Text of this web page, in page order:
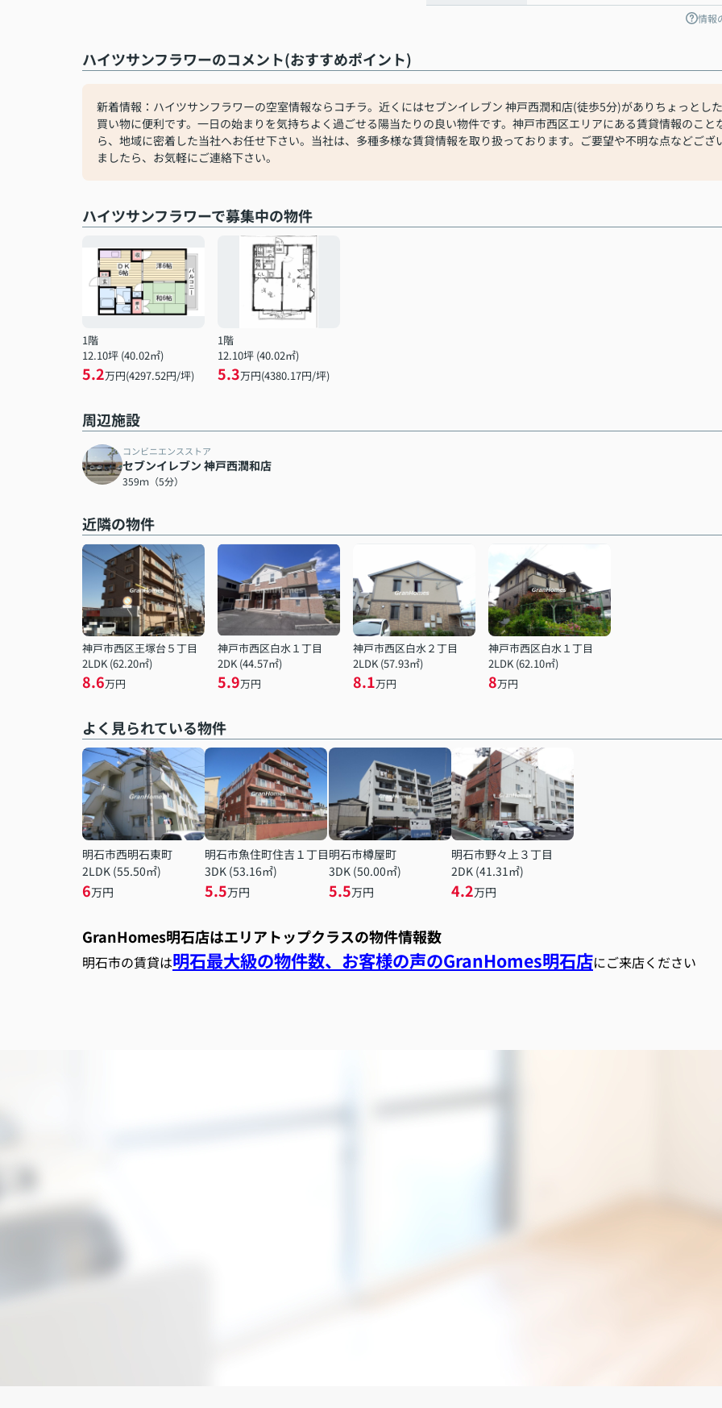
情報
ハイツサンフラワーのコメント(おすすめポイント)
新着情報：ハイツサンフラワーの空室情報ならコチラ。近くにはセブンイレブン 神戸西潤和店(徒歩5分)がありちょっとした
買い物に便利です。一日の始まりを気持ちよく過ごせる陽当たりの良い物件です。神戸市西区エリアにある賃貸情報のこと
ら、地域に密着した当社へお任せ下さい。当社は、多種多様な賃貸情報を取り扱っております。ご要望や不明な点などござ
ましたら、お気軽にご連絡下さい。
ハイツサンフラワーで募集中の物件
1階
12.10坪 (40.02㎡)
5.2万円(4297.52円/坪)
1階
12.10坪 (40.02㎡)
5.3万円(4380.17円/坪)
周辺施設
コンビニエンスストア
セブンイレブン 神戸西潤和店
359ｍ（5分）
近隣の物件
神戸市西区王塚台５丁目
2LDK (62.20㎡)
8.6万円
神戸市西区白水１丁目
2DK (44.57㎡)
5.9万円
神戸市西区白水２丁目
2LDK (57.93㎡)
8.1万円
神戸市西区白水１丁目
2LDK (62.10㎡)
8万円
よく見られている物件
明石市西明石東町
2LDK (55.50㎡)
6万円
明石市魚住町住吉１丁目
3DK (53.16㎡)
5.5万円
明石市樽屋町
3DK (50.00㎡)
5.5万円
明石市野々上３丁目
2DK (41.31㎡)
4.2万円
GranHomes明石店はエリアトップクラスの物件情報数
明石市の賃貸は明石最大級の物件数、お客様の声のGranHomes明石店にご来店ください